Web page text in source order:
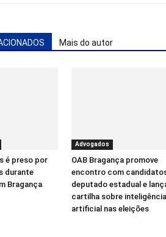
Mais do autor
é preso por
durante
Bragança
Advogados
OAB Bragança promove
encontro com
deputado estadual e
cartilha sobre inteligência
artificial nas eleições